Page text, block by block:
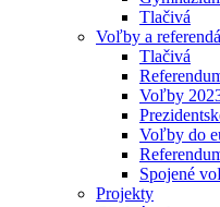
Tlačivá
Voľby a referendá
Tlačivá
Voľby
Voľby do
Spojené
Projekty